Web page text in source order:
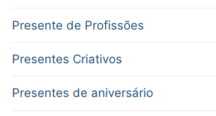
Presente de Profissões
Presentes Criativos
Presentes de aniversário